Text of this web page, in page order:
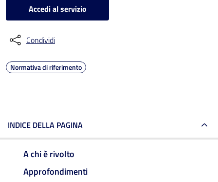
Accedi al servizio
Condividi
Normativa di riferimento
INDICE DELLA PAGINA
A chi è rivolto
Approfondimenti